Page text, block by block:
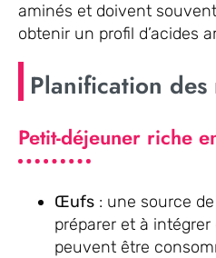
aminés et doivent
obtenir un profil d’acides
Planification des
Petit-déjeuner riche
Œufs : une source
préparer et à
peuvent être